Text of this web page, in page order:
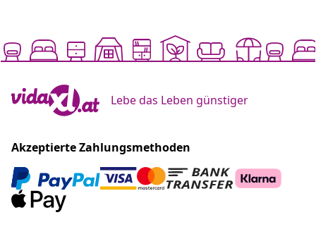
Lebe das Leben günstiger
Akzeptierte Zahlungsmethoden